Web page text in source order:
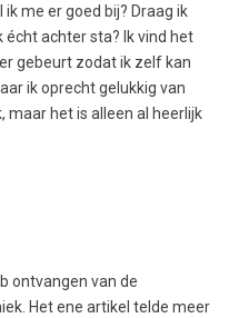
me er goed bij? Draag ik
achter sta? Ik vind het
gebeurt zodat ik zelf kan
ik oprecht gelukkig van
maar het is alleen al heerlijk
ontvangen van de
Het ene artikel telde meer